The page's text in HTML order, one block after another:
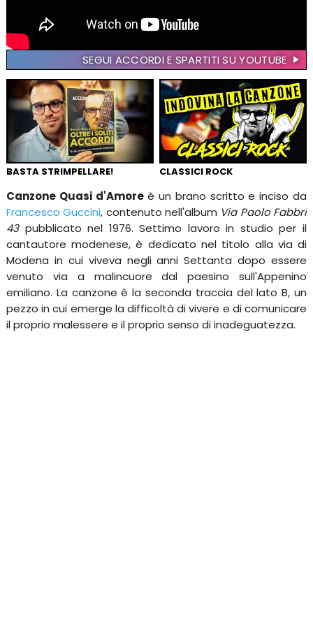
SEGUI ACCORDI E SPARTITI SU YOUTUBE
BASTA STRIMPELLARE! CLASSICI ROCK
Canzone Quasi d'Amoreè un brano scritto e inciso da
Francesco Guccini, contenuto nell'album Via Paolo Fabbri
43pubblicato nel 1976. Settimo lavoro in studio per il
cantautore modenese, è dedicato nel titolo alla via di
Modena in cui viveva negli anni Settanta dopo essere
venuto via a malincuore dal paesino sull'Appenino
emiliano. La canzone è la seconda traccia del lato B, un
pezzo in cui emerge la difficoltà di vivere e di comunicare
il proprio malessere e il proprio senso di inadeguatezza.